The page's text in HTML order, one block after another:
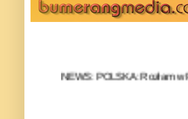
NEWS: POLSKA: Rozłam w